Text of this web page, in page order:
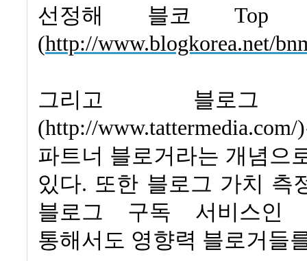
선정해 블코
Top
(http://www.blogkorea.net/
그리고 블로그
(http://www.tattermedia.com/)
파트너 블로거라는 개념으
있다. 또한 블로그 가치 측
블로그 구독 서비스인
통해서도 영향력 블로거들